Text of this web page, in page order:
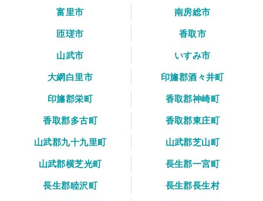
富里市
南房総市
匝瑳市
香取市
山武市
いすみ市
大網白里市
印旛郡酒々井町
印旛郡栄町
香取郡神崎町
香取郡多古町
香取郡東庄町
山武郡九十九里町
山武郡芝山町
山武郡横芝光町
長生郡一宮町
長生郡睦沢町
長生郡長生村